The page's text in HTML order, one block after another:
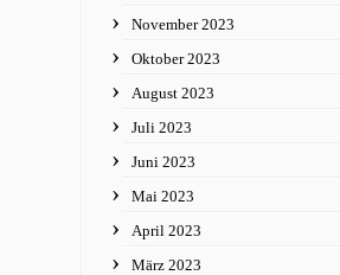
November 2023
Oktober 2023
August 2023
Juli 2023
Juni 2023
Mai 2023
April 2023
März 2023